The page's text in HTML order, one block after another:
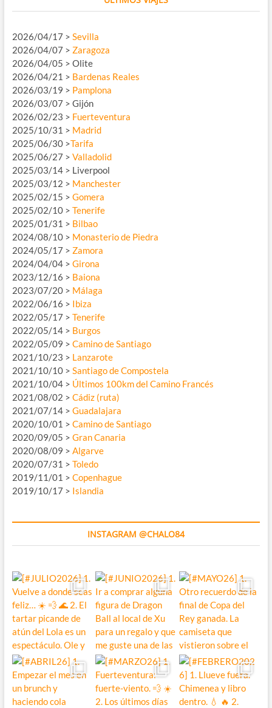
2026/04/17 > Sevilla
2026/04/07 > Zaragoza
2026/04/05 > Olite
2026/04/21 > Bardenas Reales
2026/03/19 > Pamplona
2026/03/07 > Gijón
2026/02/23 > Fuerteventura
2025/10/31 > Madrid
2025/06/30 >Tarifa
2025/06/27 > Valladolid
2025/03/14 > Liverpool
2025/03/12 > Manchester
2025/02/15 > Gomera
2025/02/10 > Tenerife
2025/01/31 > Bilbao
2024/08/10 > Monasterio de Piedra
2024/05/17 > Zamora
2024/04/04 > Girona
2023/12/16 > Baiona
2023/07/20 > Málaga
2022/06/16 > Ibiza
2022/05/17 > Tenerife
2022/05/14 > Burgos
2022/05/09 > Camino de Santiago
2021/10/23 > Lanzarote
2021/10/10 > Santiago de Compostela
2021/10/04 > Últimos 100km del Camino Francés
2021/08/02 > Cádiz (ruta)
2021/07/14 > Guadalajara
2020/10/01 > Camino de Santiago
2020/09/05 > Gran Canaria
2020/08/09 > Algarve
2020/07/31 > Toledo
2019/11/01 > Copenhague
2019/10/17 > Islandia
INSTAGRAM @CHALO84